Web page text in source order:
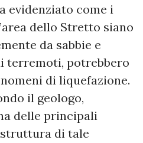
evidenziato come i
dello Stretto siano
da sabbie e
terremoti, potrebbero
di liquefazione.
il geologo,
delle principali
di tale